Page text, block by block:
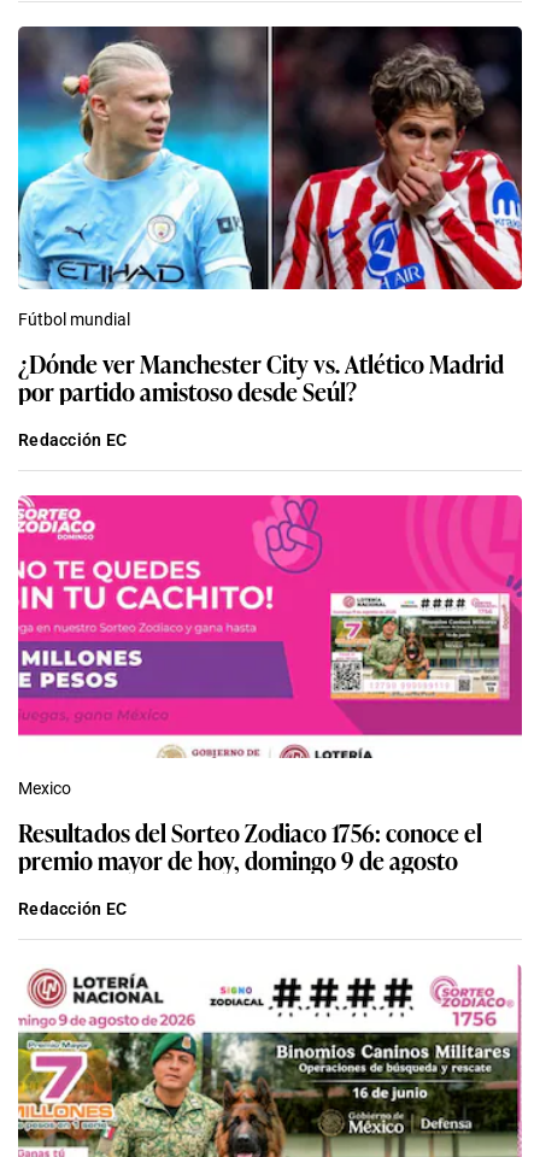
Fútbol mundial
¿Dónde ver Manchester City vs. Atlético Madrid
por partido amistoso desde Seúl?
Redacción EC
Mexico
Resultados del Sorteo Zodiaco 1756: conoce el
premio mayor de hoy, domingo 9 de agosto
Redacción EC